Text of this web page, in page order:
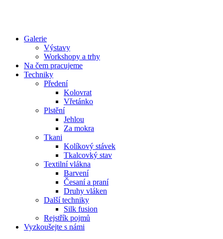
Galerie
Výstavy
Workshopy a trhy
Na čem pracujeme
Techniky
Předení
Kolovrat
Vřetánko
Plstění
Jehlou
Za mokra
Tkani
Kolíkový stávek
Tkalcovký stav
Textilní vlákna
Barvení
Česaní a praní
Druhy vláken
Další techniky
Silk fusion
Rejstřík pojmů
Vyzkoušejte s námi